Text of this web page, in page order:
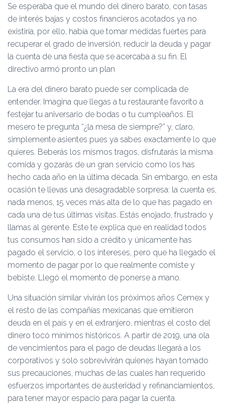
Se esperaba que el mundo del dinero barato, con tasas
de interés bajas y costos financieros acotados ya no
existiría, por ello, había que tomar medidas fuertes para
recuperar el grado de inversión, reducir la deuda y pagar
la cuenta de una fiesta que se acercaba a su fin. El
directivo armó pronto un plan
La era del dinero barato puede ser complicada de
entender. Imagina que llegas a tu restaurante favorito a
festejar tu aniversario de bodas o tu cumpleaños. El
mesero te pregunta “¿la mesa de siempre?” y, claro,
simplemente asientes pues ya sabes exactamente lo que
quieres. Beberás los mismos tragos, disfrutarás la misma
comida y gozarás de un gran servicio como los has
hecho cada año en la última década. Sin embargo, en esta
ocasión te llevas una desagradable sorpresa: la cuenta es,
nada menos, 15 veces más alta de lo que has pagado en
cada una de tus últimas visitas. Estás enojado, frustrado y
llamas al gerente. Este te explica que en realidad todos
tus consumos han sido a crédito y únicamente has
pagado el servicio, o los intereses, pero que ha llegado el
momento de pagar por lo que realmente comiste y
bebiste. Llegó el momento de ponerse a mano.
Una situación similar vivirán los próximos años Cemex y
el resto de las compañías mexicanas que emitieron
deuda en el país y en el extranjero, mientras el costo del
dinero tocó mínimos históricos. A partir de 2019, una ola
de vencimientos para el pago de deudas llegará a los
corporativos y solo sobrevivirán quienes hayan tomado
sus precauciones, muchas de las cuales han requerido
esfuerzos importantes de austeridad y refinanciamientos,
para tener mayor espacio para pagar la cuenta.